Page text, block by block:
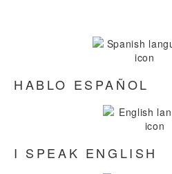
HABLO ESPAÑOL
I SPEAK ENGLISH